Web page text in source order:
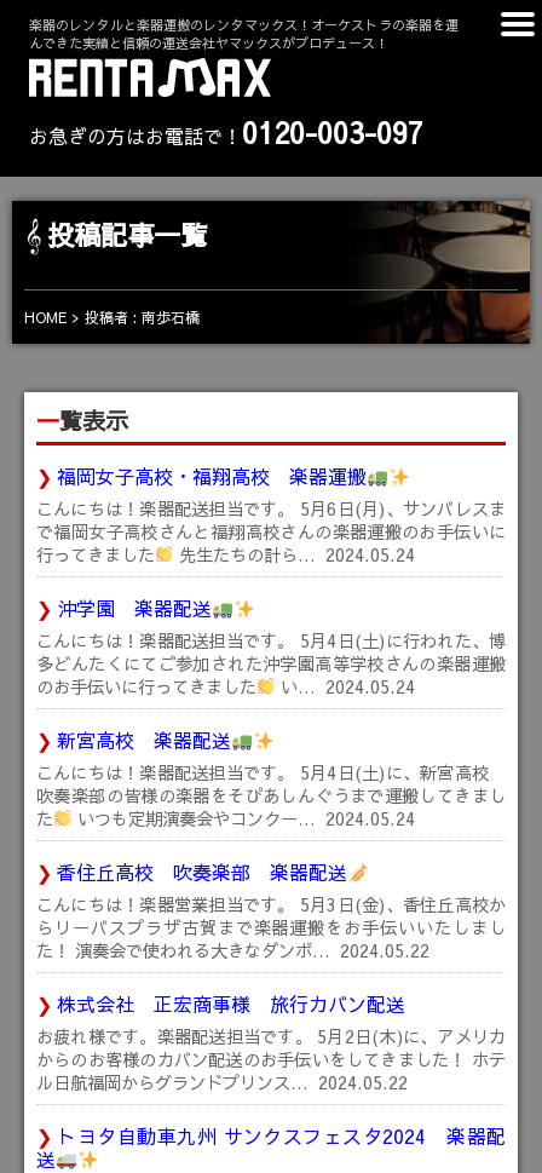
楽器のレンタルと楽器運搬のレンタマックス！オーケストラの楽器を運
んできた実績と信頼の運送会社ヤマックスがプロデュース！
お急ぎの方はお電話で！ 0120-003-097
投稿記事一覧
HOME 投稿者 : 南歩石橋
一覧表示
福岡女子高校・福翔高校 楽器運搬
こんにちは！楽器配送担当です。 5月6日(月)、サンパレスま
で福岡女子高校さんと福翔高校さんの楽器運搬のお手伝いに
行ってきました
先生たちの計ら… 2024.05.24
沖学園 楽器配送
こんにちは！楽器配送担当です。 5月4日(土)に行われた、博
多どんたくにてご参加された沖学園高等学校さんの楽器運搬
のお手伝いに行ってきました
い… 2024.05.24
新宮高校 楽器配送
こんにちは！楽器配送担当です。 5月4日(土)に、新宮高校
吹奏楽部の皆様の楽器をそぴあしんぐうまで運搬してきまし
た
いつも定期演奏会やコンクー… 2024.05.24
香住丘高校 吹奏楽部 楽器配送
こんにちは！楽器営業担当です。 5月3日(金)、香住丘高校か
らリーパスプラザ古賀まで楽器運搬をお手伝いいたしまし
た！ 演奏会で使われる大きなダンボ… 2024.05.22
株式会社 正宏商事様 旅行カバン配送
お疲れ様です。楽器配送担当です。 5月2日(木)に、アメリカ
からのお客様のカバン配送のお手伝いをしてきました！ ホテ
ル日航福岡からグランドプリンス… 2024.05.22
トヨタ自動車九州 サンクスフェスタ2024 楽器配
送